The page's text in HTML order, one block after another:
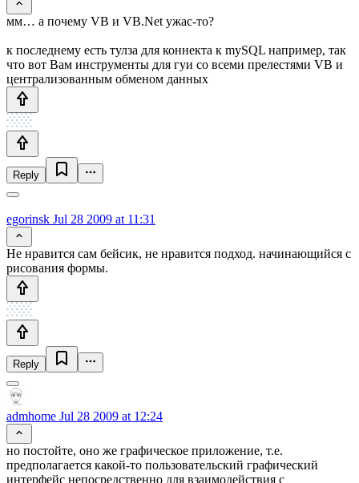
мм… а почему VB и VB.Net ужас-то?
к последнему есть тулза для коннекта к mySQL например, так
что вот Вам инструменты для гуи со всеми прелестями VB и
централизованным обменом данных
Reply
egorinsk Jul 28 2009 at 11:31
Не нравится сам бейсик, не нравится подход. начинающийся с
рисования формы.
Reply
admhome Jul 28 2009 at 12:24
но постойте, оно же графическое приложение, т.е.
предполагается какой-то пользовательский графический
интерфейс непосредственно для взаимодействия с